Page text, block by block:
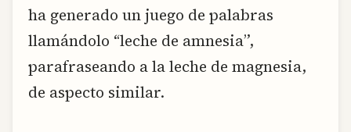
ha generado un juego de palabras
llamándolo “leche de amnesia”,
parafraseando a la leche de magnesia,
de aspecto similar.